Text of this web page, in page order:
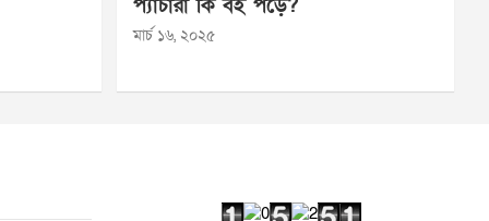
প্যাঁচারা কি বই পড়ে?
মার্চ ১৬, ২০২৫